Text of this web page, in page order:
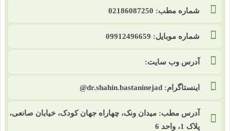
شماره مطب: 02186087250
شماره موبایل: 09912496659
آدرس وب سایت:
اینستاگرام: dr.shahin.bastaninejad@
آدرس مطب: میدان ونک، چهاراه جهان کودک، خیابان صانعی،
پلاک 1، واحد 6